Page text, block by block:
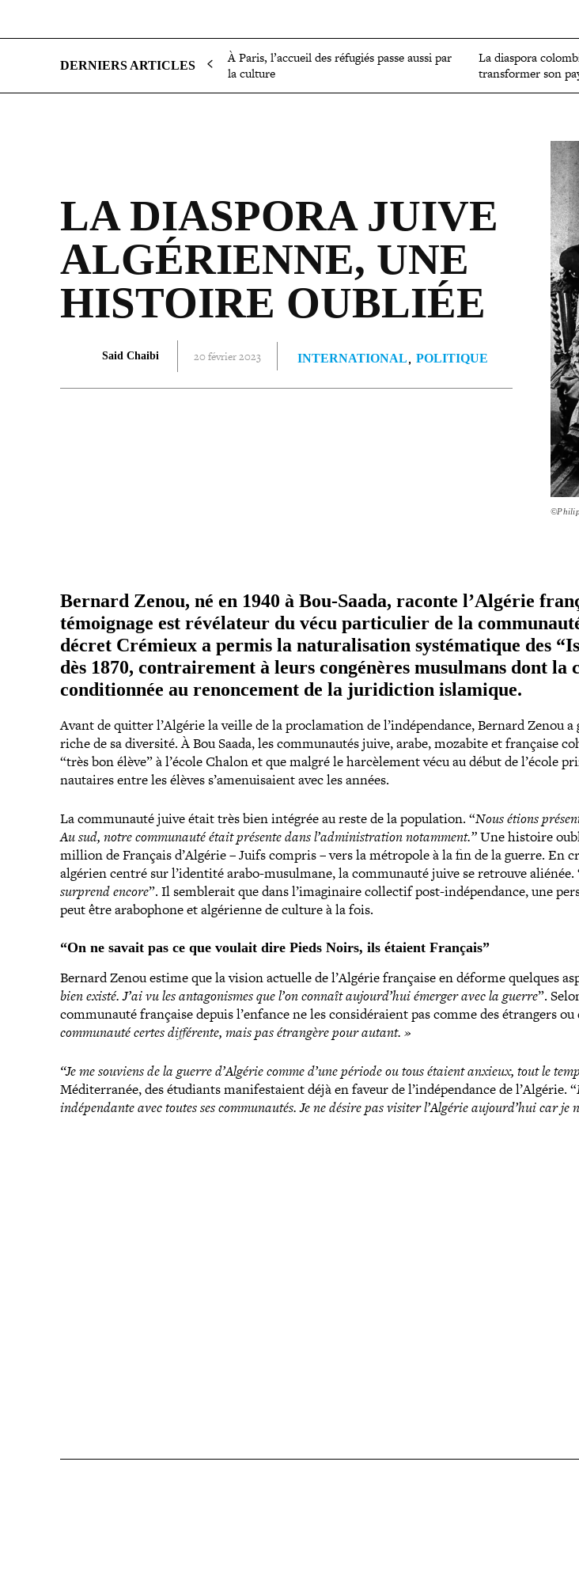
DERNIERS ARTICLES
À Paris, l’accueil des réfugiés passe aussi par
la culture
La diaspora
trans­for­mer son
LA DIASPORA JUIVE
ALGÉ­RIENNE, UNE
HISTOIRE OUBLIÉE
Said Chaibi 20 février 2023 INTERNATIONAL POLITIQUE
Bernard Zenou, né en 1940 à Bou-​Saada, raconte l’Algérie
témoi­gnage est révé­la­teur du vécu par­ti­cu­lier de la
décret Crémieux a permis la natu­ra­li­sa­tion sys­té­ma­tique des
dès 1870, contrai­re­ment à leurs congé­nères musulmans dont la
condi­tion­née au renon­ce­ment de la juri­dic­tion islamique.
Avant de quitter l’Algérie la veille de la pro­cla­ma­tion de l’indépendance, Bernard Zenou a
riche de sa diversité. À Bou Saada, les com­mu­nau­tés juive, arabe, mozabite et française
“très bon élève” à l’école Chalon et que malgré le har­cè­le­ment vécu au début de l’école
nau­taires entre les élèves s’amenuisaient avec les années.
La com­mu­nauté juive était très bien intégrée au reste de la popu­la­tion. “Nous étions
Au sud, notre com­mu­nauté était présente dans l’administration notamment.”Une histoire
million de Français d’Algérie – Juifs compris – vers la métropole à la fin de la guerre. En
algérien centré sur l’identité arabo-​musulmane, la com­mu­nauté juive se retrouve aliénée.
surprend encore”. Il sem­ble­rait que dans l’i­ma­gi­naire collectif post-​indépendance, une
peut être ara­bo­phone et algé­rienne de culture à la fois.
“On ne savait pas ce que voulait dire Pieds Noirs, ils étaient Français”
Bernard Zenou estime que la vision actuelle de l’Algérie française en déforme quelques
bien existé. J’ai vu les anta­go­nismes que l’on connaît aujourd’hui émerger avec la guerre”.
com­mu­nauté française depuis l’enfance ne les consi­dé­raient pas comme des étrangers ou
com­mu­nauté certes dif­fé­rente, mais pas étrangère pour autant. »
“Je me souviens de la guerre d’Algérie comme d’une période ou tous étaient anxieux, tout le
Méditerranée, des étudiants mani­fes­taient déjà en faveur de l’indépendance de l’Algérie. “
indé­pen­dante avec toutes ses com­mu­nau­tés. Je ne désire pas visiter l’Algérie aujourd’­hui car je